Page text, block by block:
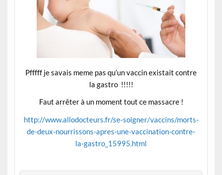
Pfffff je savais meme pas qu’un vaccin existait contre
la gastro !!!!!
Faut arrêter à un moment tout ce massacre !
http://www.allodocteurs.fr/se-soigner/vaccins/morts-
de-deux-nourrissons-apres-une-vaccination-contre-
la-gastro_15995.html